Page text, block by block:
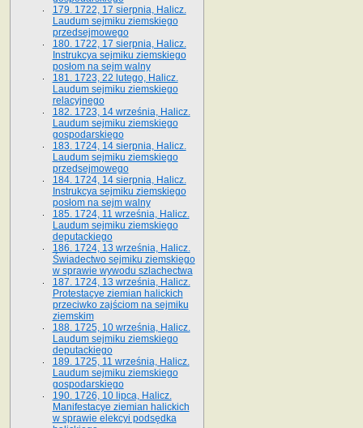
179. 1722, 17 sierpnia, Halicz.
Laudum sejmiku ziemskiego
przedsejmowego
180. 1722, 17 sierpnia, Halicz.
Instrukcya sejmiku ziemskiego
posłom na sejm walny
181. 1723, 22 lutego, Halicz.
Laudum sejmiku ziemskiego
relacyjnego
182. 1723, 14 września, Halicz.
Laudum sejmiku ziemskiego
gospodarskiego
183. 1724, 14 sierpnia, Halicz.
Laudum sejmiku ziemskiego
przedsejmowego
184. 1724, 14 sierpnia, Halicz.
Instrukcya sejmiku ziemskiego
posłom na sejm walny
185. 1724, 11 września, Halicz.
Laudum sejmiku ziemskiego
deputackiego
186. 1724, 13 września, Halicz.
Świadectwo sejmiku ziemskiego
w sprawie wywodu szlachectwa
187. 1724, 13 września, Halicz.
Protestacye ziemian halickich
przeciwko zajściom na sejmiku
ziemskim
188. 1725, 10 września, Halicz.
Laudum sejmiku ziemskiego
deputackiego
189. 1725, 11 września, Halicz.
Laudum sejmiku ziemskiego
gospodarskiego
190. 1726, 10 lipca, Halicz.
Manifestacye ziemian halickich
w sprawie elekcyi podsędka